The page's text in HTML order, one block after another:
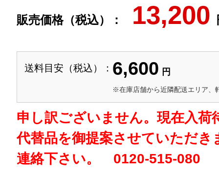
販売価格（税込）： 13,200
送料目安（税込）： 6,600 円
※在庫店舗から近隣配送エリア、
申し訳ございません。現在入荷
代替品を御提案させていただき
連絡下さい。 0120-515-080